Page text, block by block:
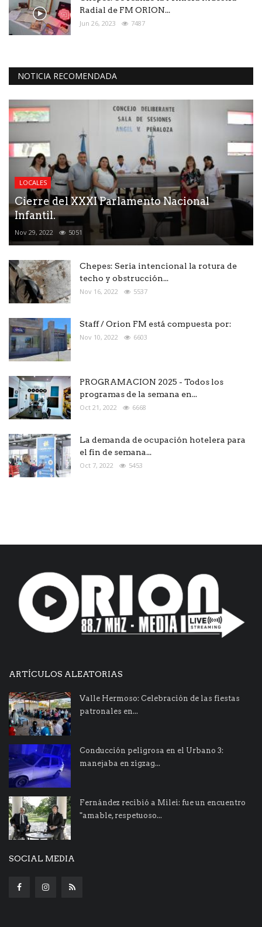
Radial de FM ORION...
Jun 26, 2023 7487
NOTICIA RECOMENDADA
LOCALES
Cierre del XXXI Parlamento Nacional
Infantil.
Nov 29, 2022 5051
Chepes: Seria intencional la rotura de
techo y obstrucción...
Nov 16, 2022 5537
Staff / Orion FM está compuesta por:
Nov 10, 2022 6603
PROGRAMACION 2025 - Todos los
programas de la semana en...
Oct 21, 2022 6668
La demanda de ocupación hotelera para
el fin de semana...
Oct 7, 2022 5453
ARTÍCULOS ALEATORIAS
Valle Hermoso: Celebración de las fiestas
patronales en...
Conducción peligrosa en el Urbano 3:
manejaba en zigzag...
Fernández recibió a Milei: fue un encuentro
"amable, respetuoso...
SOCIAL MEDIA